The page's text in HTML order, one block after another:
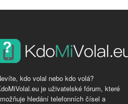
kdo volal nebo kdo volá?
je uživatelské fórum, které
hledání telefonních čísel a